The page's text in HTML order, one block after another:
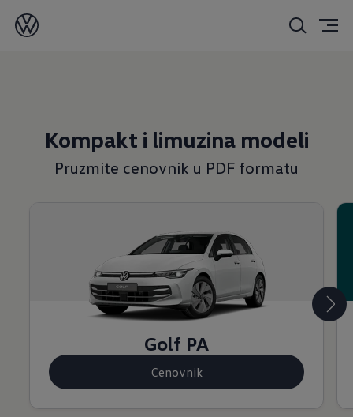
Kompakt i limuzina modeli
Pruzmite cenovnik u PDF formatu
Golf PA
Cenovnik